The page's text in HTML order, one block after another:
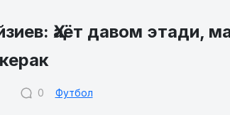
Ҳаёт давом этади,
0 Футбол